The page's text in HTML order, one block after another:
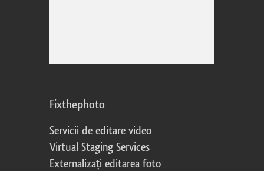
Fixthephoto
Servicii de editare video
Virtual Staging Services
Externalizați editarea foto